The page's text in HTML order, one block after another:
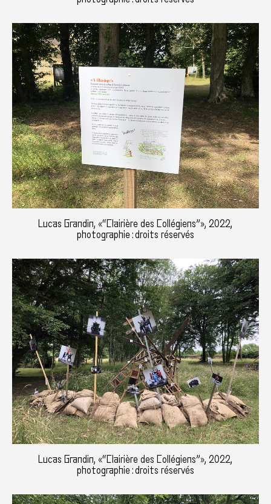
Lucas Grandin, «“Clairière des Collégiens”», 2022,
photographie : droits réservés
Lucas Grandin, «“Clairière des Collégiens”», 2022,
photographie : droits réservés